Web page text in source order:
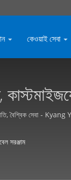
কেওয়াই সেবা
বৈশ্বিক সেবা -
সরঞ্জাম